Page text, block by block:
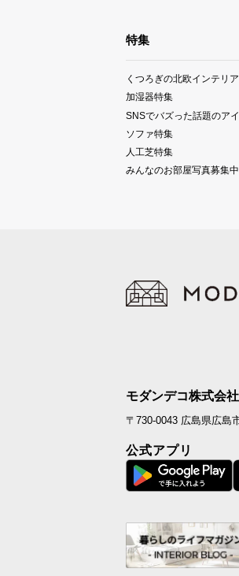
特集
くつろぎの北欧インテリア
加湿器特集
SNSでバズった話題のアイ
ソファ特集
人工芝特集
みんなのお部屋写真募集中
モダンデコ株式会社
〒730-0043 広島県広島
公式アプリ